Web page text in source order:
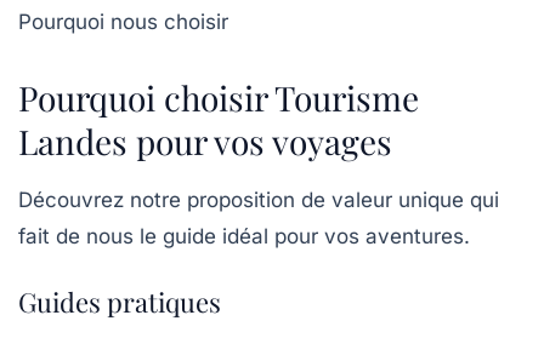
Pourquoi nous choisir
Pourquoi choisir Tourisme
Landes pour vos voyages
Découvrez notre proposition de valeur unique qui
fait de nous le guide idéal pour vos aventures.
Guides pratiques